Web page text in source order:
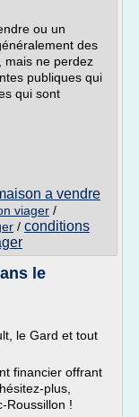
ou un
des
mais ne perdez
publiques qui
qui sont
a vendre
viager /
/ conditions
le
le Gard et tout
financier offrant
plus,
Roussillon !